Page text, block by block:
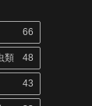
66
類 48
43